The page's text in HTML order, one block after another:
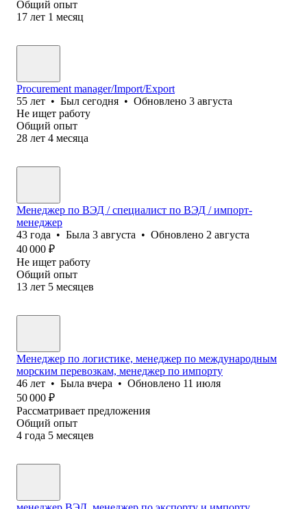
Общий опыт
17 лет 1 месяц
Procurement manager/Import/Export
55 лет • Был сегодня • Обновлено 3 августа
Не ищет работу
Общий опыт
28 лет 4 месяца
Менеджер по ВЭД / специалист по ВЭД / импорт-
менеджер
43 года • Была 3 августа • Обновлено 2 августа
40 000 ₽
Не ищет работу
Общий опыт
13 лет 5 месяцев
Менеджер по логистике, менеджер по международным
морским перевозкам, менеджер по импорту
46 лет • Была вчера • Обновлено 11 июля
50 000 ₽
Рассматривает предложения
Общий опыт
4 года 5 месяцев